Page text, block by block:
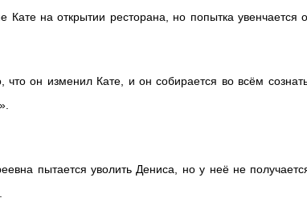
Кате на открытии ресторана, но попытка увенчается
что он изменил Кате, и он собирается во всём
пытается уволить Дениса, но у неё не